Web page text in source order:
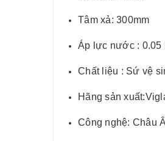
Tâm xả: 300mm
Áp lực nước : 0.05
Chất liệu : Sứ vệ
Hãng sản
Công nghệ: Châu